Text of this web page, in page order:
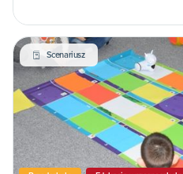
Scenariusz